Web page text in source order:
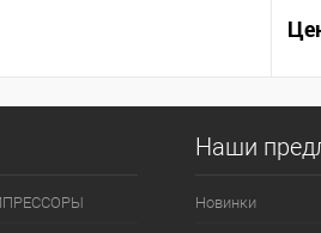
Наши
Новинки